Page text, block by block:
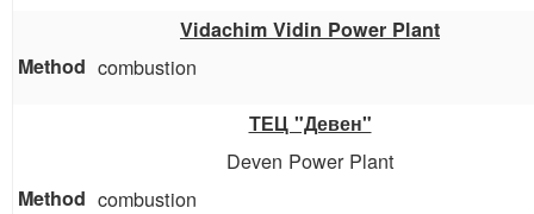
Vidachim Vidin Power Plant
combustion
ТЕЦ "Девен"
Deven Power Plant
combustion